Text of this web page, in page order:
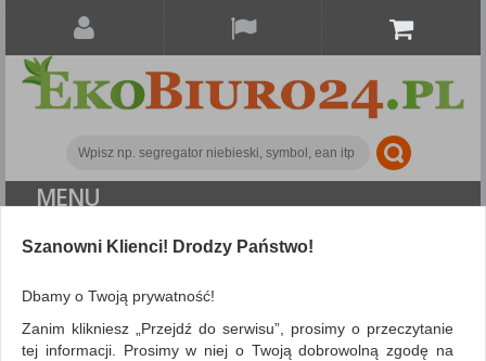
MENU
Archiwizacja dokumentów
Master, PP, A4/75mm, złoty
Szanowni Klienci! Drodzy Państwo!
Dbamy o Twoją prywatność!
Zanim klikniesz „Przejdź do serwisu”, prosimy o przeczytanie
tej informacji. Prosimy w niej o Twoją dobrowolną zgodę na